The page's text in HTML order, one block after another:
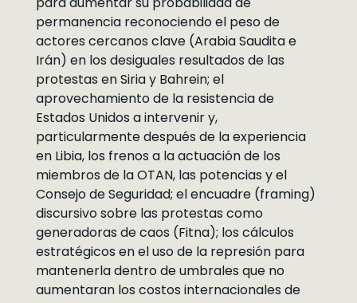
permanencia reconociendo el peso de
actores cercanos clave (Arabia Saudita e
Irán) en los desiguales resultados de las
protestas en Siria y Bahrein; el
aprovechamiento de la resistencia de
Estados Unidos a intervenir y,
particularmente después de la experiencia
en Libia, los frenos a la actuación de los
miembros de la OTAN, las potencias y el
Consejo de Seguridad; el encuadre (framing)
discursivo sobre las protestas como
generadoras de caos (Fitna); los cálculos
estratégicos en el uso de la represión para
mantenerla dentro de umbrales que no
aumentaran los costos internacionales de